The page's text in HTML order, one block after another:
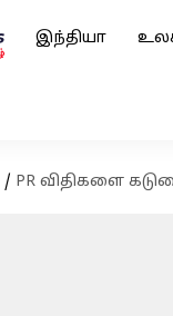
இந்தியா
/ PR விதிகளை